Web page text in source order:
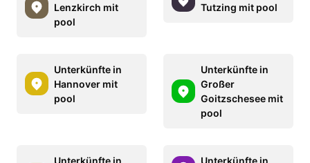
Lenzkirch mit
pool
Tutzing mit pool
Unterkünfte in
Hannover mit
pool
Unterkünfte in
Großer
Goitzschesee mit
pool
Unterkünfte in
Unterkünfte in